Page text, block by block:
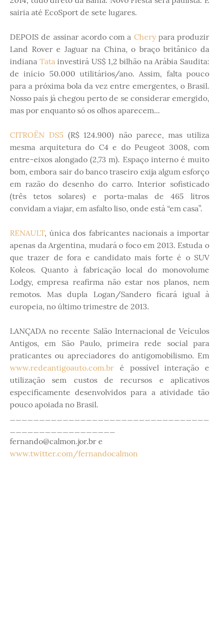
sairia até EcoSport de sete lugares.
DEPOIS de assinar acordo com a Cherypara produzir
Land Rover e Jaguar na China, o braço britânico da
indiana Tatainvestirá US$ 1,2 bilhão na Arábia Saudita:
de início 50.000 utilitários/ano. Assim, falta pouco
para a próxima bola da vez entre emergentes, o Brasil.
Nosso país já chegou perto de se considerar emergido,
mas por enquanto só os olhos aparecem...
CITROËN DS5 (R$ 124.900) não parece, mas utiliza
mesma arquitetura do C4 e do Peugeot 3008, com
entre-eixos alongado (2,73 m). Espaço interno é muito
bom, embora sair do banco traseiro exija algum esforço
em razão do desenho do carro. Interior sofisticado
(três tetos solares) e porta-malas de 465 litros
convidam a viajar, em asfalto liso, onde está “em casa”.
RENAULT, única dos fabricantes nacionais a importar
apenas da Argentina, mudará o foco em 2013. Estuda o
que trazer de fora e candidato mais forte é o SUV
Koleos. Quanto à fabricação local do monovolume
Lodgy, empresa reafirma não estar nos planos, nem
remotos. Mas dupla Logan/Sandero ficará igual à
europeia, no último trimestre de 2013.
LANÇADA no recente Salão Internacional de Veículos
Antigos, em São Paulo, primeira rede social para
praticantes ou apreciadores do antigomobilismo. Em
www.redeantigoauto.com.br é possível interação e
utilização sem custos de recursos e aplicativos
especificamente desenvolvidos para a atividade tão
pouco apoiada no Brasil.
fernando@calmon.jor.br e
www.twitter.com/fernandocalmon